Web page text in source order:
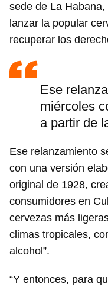
sede de La
lanzar la popular
recuperar los
Ese
miércoles
a partir de
Ese relanzamiento
con una versión
original de 1928,
consumidores en
cervezas más
climas tropicales,
alcohol”.
“Y entonces, para